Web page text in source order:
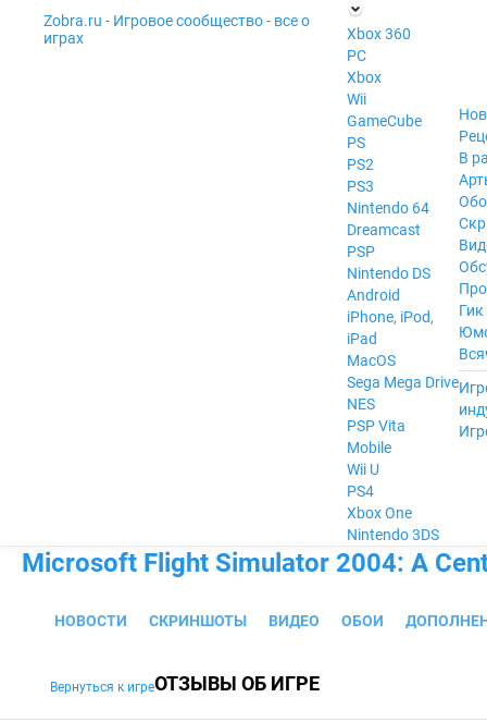
Zobra.ru - Игровое сообщество - все о
играх
П
ла
т
ф
ор
м
ы
Xbox 360
PC
Xbox
Wii
GameCube
PS
PS2
PS3
Nintendo 64
Dreamcast
PSP
Nintendo DS
Android
iPhone, iPod,
iPad
MacOS
Sega Mega Drive
NES
PSP Vita
Mobile
Wii U
PS4
Xbox One
Nintendo 3DS
В
Гик
Microsoft Flight Simulator 2004: A
НОВОСТИ СКРИНШОТЫ ВИДЕО ОБОИ
Вернуться к игреОТЗЫВЫ ОБ ИГРЕ